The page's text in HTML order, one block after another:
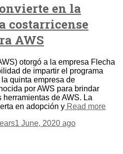
en la
costarricense
AWS
otorgó a la empresa Flecha
de impartir el programa
quinta empresa de
por AWS para brindar
de AWS. La
en adopción y Read more
1 June, 2020 ago